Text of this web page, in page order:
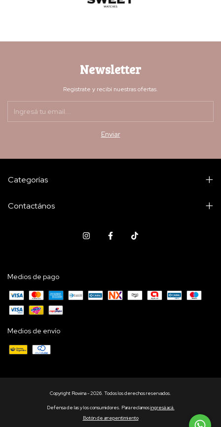
Newsletter
Registrate y recibí nuestras ofertas.
Categorías
Contactános
Medios de pago
Medios de envío
Copyright Rowina - 2026. Todos los derechos reservados.
Defensa de las y los consumidores. Para reclamosingresá acá.
Botón de arrepentimiento